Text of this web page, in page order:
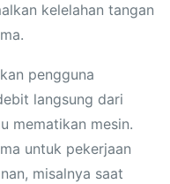
kelelahan tangan
pengguna
langsung dari
mematikan mesin.
untuk pekerjaan
misalnya saat